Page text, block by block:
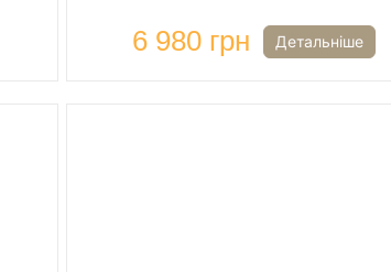
6 980 грн Детальніше